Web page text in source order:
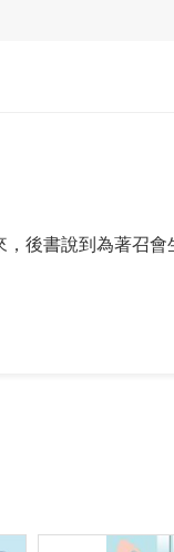
後書說到為著召